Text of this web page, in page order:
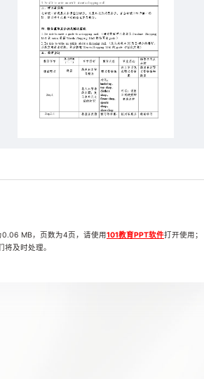
MB，页数为4页，请使用101教育PPT软件打开使用；
及时处理。